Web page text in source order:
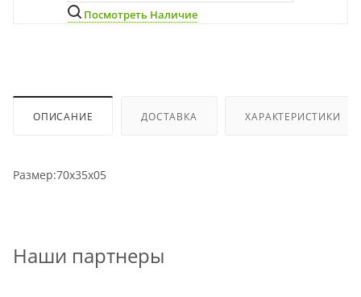
Посмотреть Наличие
ОПИСАНИЕ ДОСТАВКА ХАРАКТЕРИСТИКИ
Размер:70х35х05
Наши партнеры